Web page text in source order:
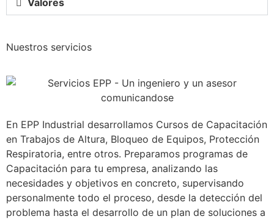
Valores
Nuestros servicios
En EPP Industrial desarrollamos Cursos de Capacitación
en Trabajos de Altura, Bloqueo de Equipos, Protección
Respiratoria, entre otros. Preparamos programas de
Capacitación para tu empresa, analizando las
necesidades y objetivos en concreto, supervisando
personalmente todo el proceso, desde la detección del
problema hasta el desarrollo de un plan de soluciones a